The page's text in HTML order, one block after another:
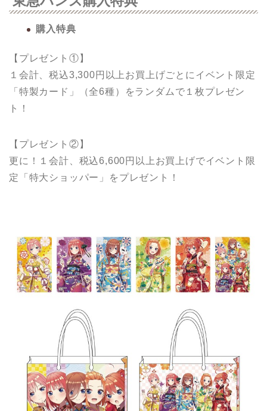
購入特典
【プレゼント①】
１会計、税込3,300円以上お買上げごとにイベント限定
「特製カード」（全6種）をランダムで１枚プレゼン
ト！
【プレゼント②】
更に！１会計、税込6,600円以上お買上げでイベント限
定「特大ショッパー」をプレゼント！